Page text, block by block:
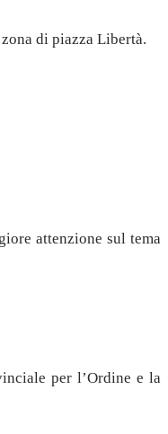
di piazza Libertà.
attenzione sul tema
per l’Ordine e la